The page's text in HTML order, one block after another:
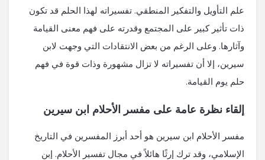
علم التأويل والتفكير المنطقي. تفسيراته لهذا الحلم قد تكون
ذات تأثير كبير على المجتمع وقدرته على فهم معنى القيامة
وآثارها. وعلى الرغم من بعض الانتقادات التي وجهت لابن
سيرين، إلا أن تفسيراته لا تزال مشهورة وذات قوة في فهم
حلم يوم القيامة.
إلقاء نظرة عامة على مفسر الأحلام ابن سيرين
مفسر الأحلام ابن سيرين هو أحد أبرز المفسرين في التاريخ
الإسلامي، وقد ترك إرثًا هائلاً في مجال تفسير الأحلام. إبن